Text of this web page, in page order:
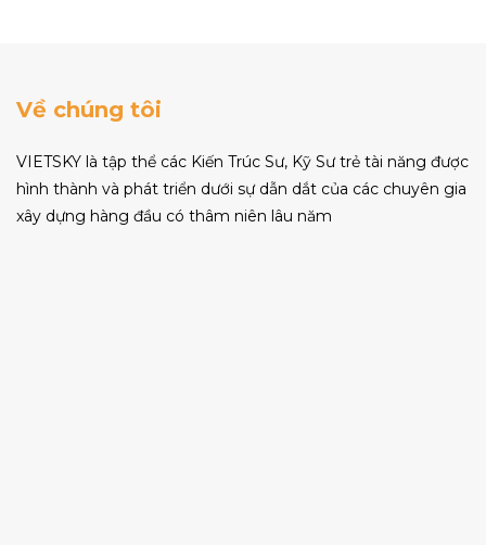
của khách hàng.
Về chúng tôi
VIETSKY là tập thể các Kiến Trúc Sư, Kỹ Sư trẻ tài năng được
hình thành và phát triển dưới sự dẫn dắt của các chuyên gia
xây dựng hàng đầu có thâm niên lâu năm